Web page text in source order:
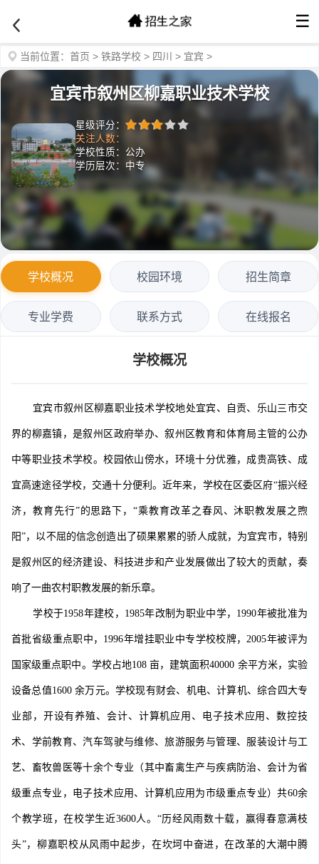
☰
当前位置： 首页 > 铁路学校 > 四川 > 宜宾 >
宜宾市叙州区柳嘉职业技术学校
星级评分：
关注人数：
学校性质：公办
学历层次：中专
学校概况 校园环境 招生简章
专业学费 联系方式 在线报名
学校概况
宜宾市叙州区柳嘉职业技术学校地处宜宾、自贡、乐山三市交
界的柳嘉镇，是叙州区政府举办、叙州区教育和体育局主管的公办
中等职业技术学校。校园依山傍水，环境十分优雅，成贵高铁、成
宜高速途径学校，交通十分便利。近年来，学校在区委区府“振兴经
济，教育先行”的思路下，“乘教育改革之春风、沐职教发展之煦
阳”，以不屈的信念创造出了硕果累累的骄人成就，为宜宾市，特别
是叙州区的经济建设、科技进步和产业发展做出了较大的贡献，奏
响了一曲农村职教发展的新乐章。
学校于1958年建校，1985年改制为职业中学，1990年被批准为
首批省级重点职中，1996年增挂职业中专学校校牌，2005年被评为
国家级重点职中。学校占地108 亩，建筑面积40000 余平方米，实验
设备总值1600 余万元。学校现有财会、机电、计算机、综合四大专
业部，开设有养殖、会计、计算机应用、电子技术应用、数控技
术、学前教育、汽车驾驶与维修、旅游服务与管理、服装设计与工
艺、畜牧兽医等十余个专业（其中畜禽生产与疾病防治、会计为省
级重点专业，电子技术应用、计算机应用为市级重点专业）共60余
个教学班，在校学生近3600人。“历经风雨数十载，赢得春意满枝
头”，柳嘉职校从风雨中起步，在坎坷中奋进，在改革的大潮中腾